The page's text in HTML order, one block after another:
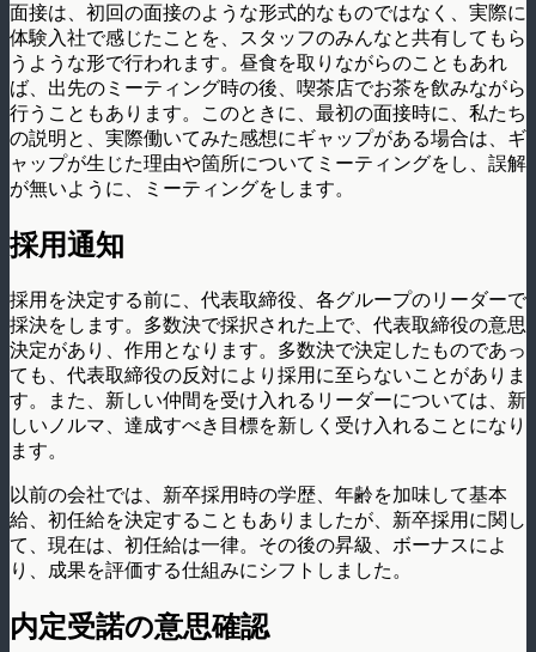
面接は、初回の面接のような形式的なものではなく、実際に
体験入社で感じたことを、スタッフのみんなと共有してもら
うような形で行われます。昼食を取りながらのこともあれ
ば、出先のミーティング時の後、喫茶店でお茶を飲みながら
行うこともあります。このときに、最初の面接時に、私たち
の説明と、実際働いてみた感想にギャップがある場合は、ギ
ャップが生じた理由や箇所についてミーティングをし、誤解
が無いように、ミーティングをします。
採用通知
採用を決定する前に、代表取締役、各グループのリーダーで
採決をします。多数決で採択された上で、代表取締役の意思
決定があり、作用となります。多数決で決定したものであっ
ても、代表取締役の反対により採用に至らないことがありま
す。また、新しい仲間を受け入れるリーダーについては、新
しいノルマ、達成すべき目標を新しく受け入れることになり
ます。
以前の会社では、新卒採用時の学歴、年齢を加味して基本
給、初任給を決定することもありましたが、新卒採用に関し
て、現在は、初任給は一律。その後の昇級、ボーナスによ
り、成果を評価する仕組みにシフトしました。
内定受諾の意思確認